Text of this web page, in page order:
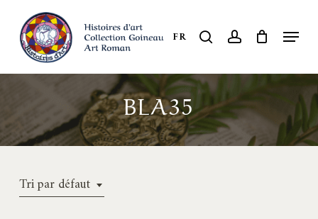
main
content
FR search account Menu
BLA35
Tri par défaut
Close